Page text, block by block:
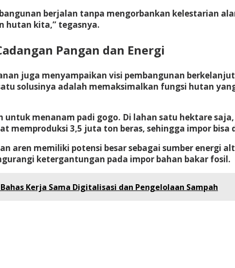
berjalan tanpa mengorbankan kelestarian
hutan kita,” tegasnya.
Pangan dan Energi
juga menyampaikan visi pembangunan
solusinya adalah memaksimalkan fungsi hutan
menanam padi gogo. Di lahan satu hektare
memproduksi 3,5 juta ton beras, sehingga impor bisa
aren memiliki potensi besar sebagai sumber energi
ketergantungan pada impor bahan bakar fosil.
Kerja Sama Digitalisasi dan Pengelolaan Sampah